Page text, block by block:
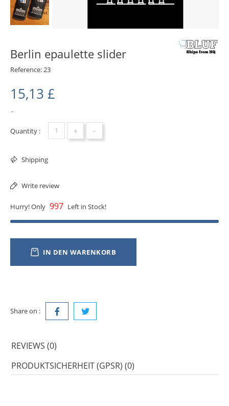
Berlin epaulette slider
Reference:23
15,13 £
Quantity : + -
Shipping
Write review
Hurry! Only 997 Left in Stock!
IN DEN WARENKORB
Share on :
REVIEWS (0)
PRODUKTSICHERHEIT (GPSR) (0)